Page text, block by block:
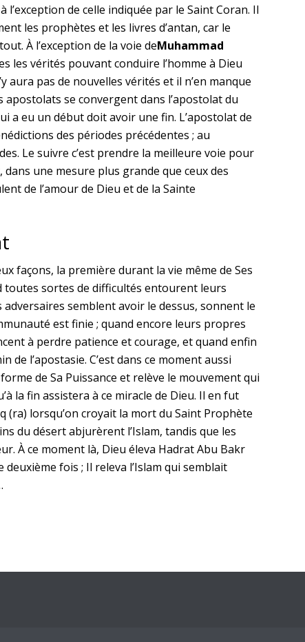
de celle indiquée par le Saint Coran. Il
les prophètes et les livres d’antan, car le
À l’exception de la voie deMuhammad
les vérités pouvant conduire l’homme à Dieu
aura pas de nouvelles vérités et il n’en manque
se convergent dans l’apostolat du
a eu un début doit avoir une fin. L’apostolat de
des périodes précédentes ; au
Le suivre c’est prendre la meilleure voie pour
une mesure plus grande que ceux des
de l’amour de Dieu et de la Sainte
façons, la première durant la vie même de Ses
sortes de difficultés entourent leurs
semblent avoir le dessus, sonnent le
est finie ; quand encore leurs propres
à perdre patience et courage, et quand enfin
l’apostasie. C’est dans ce moment aussi
de Sa Puissance et relève le mouvement qui
la fin assistera à ce miracle de Dieu. Il en fut
(ra) lorsqu’on croyait la mort du Saint Prophète
du désert abjurèrent l’Islam, tandis que les
À ce moment là, Dieu éleva Hadrat Abu Bakr
fois ; Il releva l’Islam qui semblait